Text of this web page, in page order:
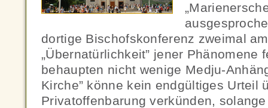
dortige Bischofskonferenz zweimal
„Übernatürlichkeit” jener Phänomene
behaupten nicht wenige Medju-
Kirche” könne kein endgültiges Urteil
Privatoffenbarung verkünden,